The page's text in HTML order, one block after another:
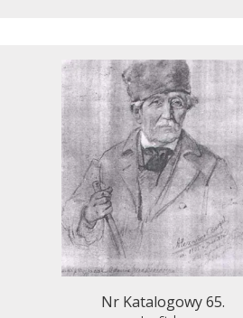
Nr Katalogowy 65.